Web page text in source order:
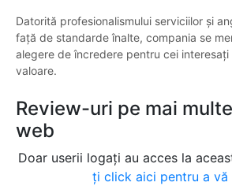
Datorită profesionalismului serviciilor și
față de standarde înalte, compania se
alegere de încredere pentru cei
valoare.
Review-uri pe mai
web
Doar userii logați au acces la
ți click aici pentru a vă